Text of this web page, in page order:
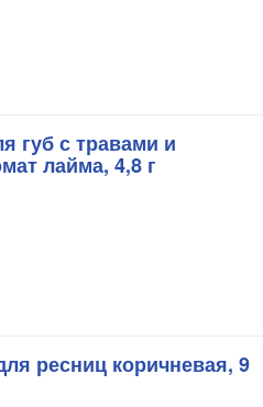
губ с травами и
лайма, 4,8 г
ресниц коричневая, 9